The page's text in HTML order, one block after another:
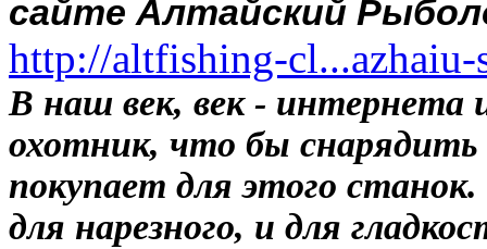
сайте Алтайский
http://altfishing-
В наш век, век - интернета
охотник, что бы
покупает для этого
для нарезного, и для